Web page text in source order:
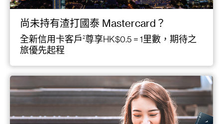
尚未持有渣打國泰 Mastercard？
全新信用卡客戶 2尊享HK$0.5 = 1里數，期待之
旅優先起程